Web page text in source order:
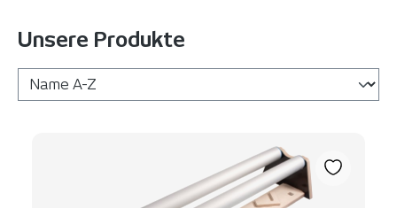
Unsere Produkte